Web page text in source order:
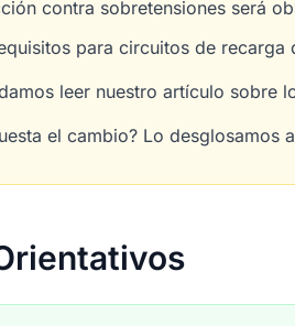
contra sobretensiones será
para circuitos de recarga
leer nuestro artículo sobre
el cambio? Lo desglosamos